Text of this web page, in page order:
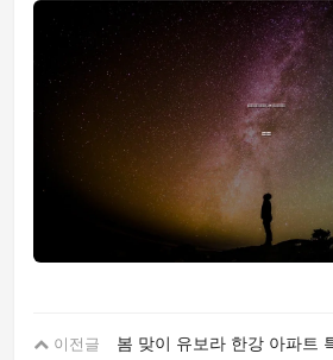
이전글
봄 맞이 유보라 한강 아파트